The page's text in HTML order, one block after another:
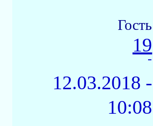
Гость
19
-
12.03.2018 -
10:08